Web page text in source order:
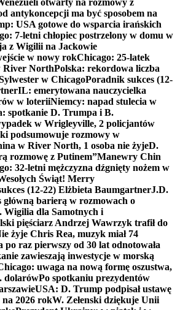
otwarty na rozmowy z
antykoncepcji ma być sposobem na
USA gotowe do wsparcia irańskich
7-letni chłopiec postrzelony w domu w
z Wigilii na Jackowie
w nowy rokChicago: 25-latek
River NorthPolska: rekordowa liczba
w ChicagoPoradnik sukces (12-
IL: emerytowana nauczycielka
w loteriiNiemcy: napad stulecia w
spotkanie D. Trumpa i B.
w Wrigleyville, 2 policjantów
podsumowuje rozmowy w
w River North, 1 osoba nie żyjeD.
rozmowę z Putinem”Manewry Chin
32-letni mężczyzna dźgnięty nożem w
Świąt! Merry
(12-22) Elżbieta BaumgartnerJ.D.
główną barierą w rozmowach o
Wigilia dla Samotnych i
pięściarz Andrzej Wawrzyk trafił do
żyje Chris Rea, muzyk miał 74
raz pierwszy od 30 lat odnotowała
zawieszają inwestycje w morską
uwaga na nową formę oszustwa,
dolarówPo spotkaniu prezydentów
USA: D. Trump podpisał ustawę
2026 rokW. Zełenski dziękuje Unii